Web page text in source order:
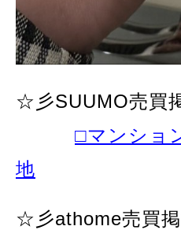
☆彡SUUMO売買
□マンショ
地
☆彡athome売買